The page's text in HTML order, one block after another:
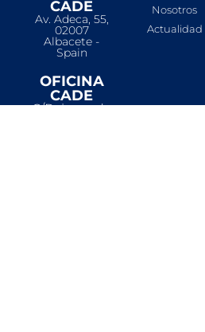
CADE
Av. Adeca, 55,
02007
Albacete -
Spain
OFICINA
CADE
C/Raimundo
Nosotros
Actualidad